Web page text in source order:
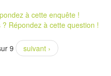
à cette enquête !
Répondez à cette question !
9 suivant ›